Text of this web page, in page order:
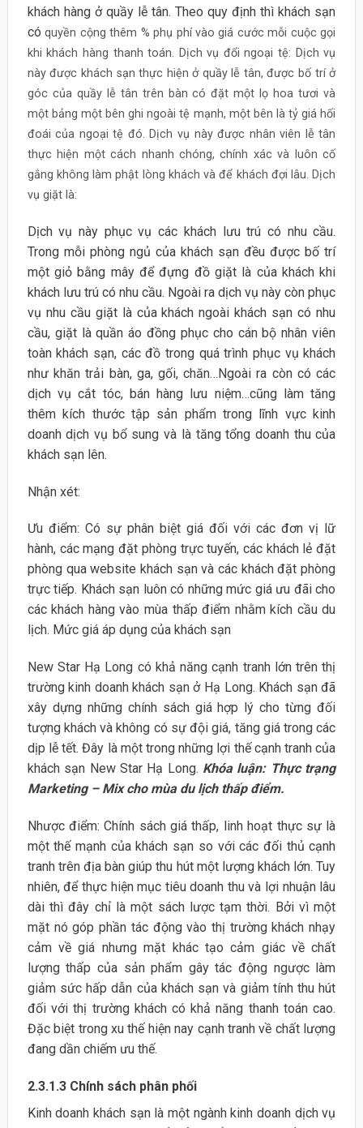
khách hàng ở quầy lễ tân. Theo quy định thì khách sạn
cóquyền cộng thêm % phụ phí vào giá cước mỗi cuộc gọi
khi khách hàng thanh toán. Dịch vụ đổi ngoại tệ: Dịch vụ
này được khách sạn thực hiện ở quầy lễ tân, được bố trí ở
góc của quầy lễ tân trên bàn có đặt một lọ hoa tươi và
một bảng một bên ghi ngoài tệ mạnh, một bên là tỷ giá hối
đoái của ngoại tệ đó. Dịch vụ này được nhân viên lễ tân
thực hiện một cách nhanh chóng, chính xác và luôn cố
gắng không làm phật lòng khách và để khách đợi lâu. Dịch
vụ giặt là:
Dịch vụ này phục vụ các khách lưu trú có nhu cầu.
Trong mỗi phòng ngủ của khách sạn đều được bố trí
một giỏ bằng mây để đựng đồ giặt là của khách khi
khách lưu trú có nhu cầu. Ngoài ra dịch vụ này còn phục
vụ nhu cầu giặt là của khách ngoài khách sạn có nhu
cầu, giặt là quần áo đồng phục cho cán bộ nhân viên
toàn khách sạn, các đồ trong quá trình phục vụ khách
như khăn trải bàn, ga, gối, chăn…Ngoài ra còn có các
dịch vụ cắt tóc, bán hàng lưu niệm…cũng làm tăng
thêm kích thước tập sản phẩm trong lĩnh vực kinh
doanh dịch vụ bổ sung và là tăng tổng doanh thu của
khách sạn lên.
Nhận xét:
Ưu điểm: Có sự phân biệt giá đối với các đơn vị lữ
hành, các mạng đặt phòng trực tuyến, các khách lẻ đặt
phòng qua website khách sạn và các khách đặt phòng
trực tiếp. Khách sạn luôn có những mức giá ưu đãi cho
các khách hàng vào mùa thấp điểm nhằm kích cầu du
lịch. Mức giá áp dụng của khách sạn
New Star Hạ Long có khả năng cạnh tranh lớn trên thị
trường kinh doanh khách sạn ở Hạ Long. Khách sạn đã
xây dựng những chính sách giá hợp lý cho từng đối
tượng khách và không có sự đội giá, tăng giá trong các
dịp lễ tết. Đây là một trong những lợi thế cạnh tranh của
khách sạn New Star Hạ Long. Khóa luận: Thực trạng
Marketing – Mix cho mùa du lịch thấp điểm.
Nhược điểm: Chính sách giá thấp, linh hoạt thực sự là
một thế mạnh của khách sạn so với các đối thủ cạnh
tranh trên địa bàn giúp thu hút một lượng khách lớn. Tuy
nhiên, để thực hiện mục tiêu doanh thu và lợi nhuận lâu
dài thì đây chỉ là một sách lược tạm thời. Bởi vì một
mặt nó góp phần tác động vào thị trường khách nhạy
cảm về giá nhưng mặt khác tạo cảm giác về chất
lượng thấp của sản phẩm gây tác động ngược làm
giảm sức hấp dẫn của khách sạn và giảm tính thu hút
đối với thị trường khách có khả năng thanh toán cao.
Đặc biệt trong xu thế hiện nay cạnh tranh về chất lượng
đang dần chiếm ưu thế.
2.3.1.3 Chính sách phân phối
Kinh doanh khách sạn là một ngành kinh doanh dịch vụ